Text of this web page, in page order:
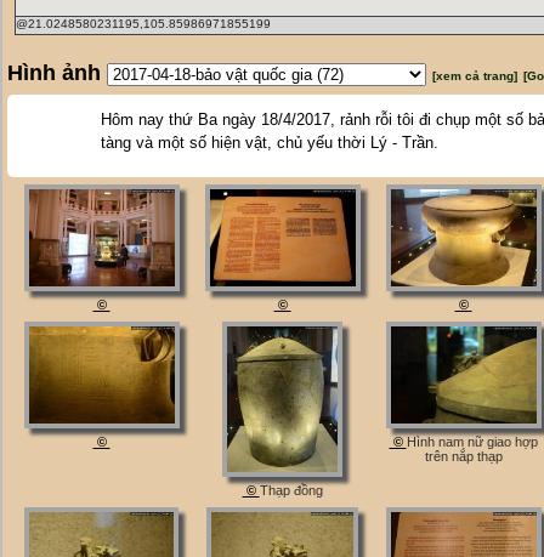
@21.0248580231195,105.85986971855199
Hình ảnh [xem cả trang]
Hôm nay thứ Ba ngày 18/4/2017, rảnh rỗi tôi đi chụp một số
tàng và một số hiện vật, chủ yếu thời Lý - Trần.
© © ©
©
© Thạp đồng
© Hình nam nữ giao hợp
trên nắp thạp